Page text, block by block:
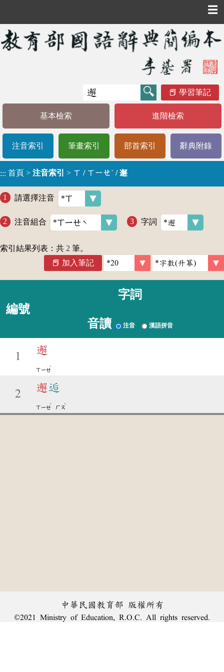
☰
學習筆記
基本檢索 進階檢索
注音索引 筆畫索引 部首索引 辭典附錄
::: 首頁 > 注音索引 > ㄒ / ㄒㄧㄝˋ / 邂
請選擇注音
注音組合 字詞
索引結果列表：共 2 筆。
加入筆記
編號
字詞
音讀 注音 漢語拼音
1
邂
ㄒㄧㄝ
ˋ
2
邂逅
ㄒㄧㄝ
ˋ
ㄏㄡ
ˋ
中華民國教育部 版權所有
©2021 Ministry of Education, R.O.C. All rights reserved.